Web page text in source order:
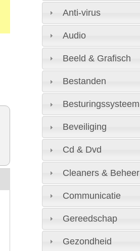
Anti-virus
Audio
Beeld & Grafisch
Bestanden
Besturingssysteem
Beveiliging
Cd & Dvd
Cleaners & Beheer
Communicatie
Gereedschap
Gezondheid